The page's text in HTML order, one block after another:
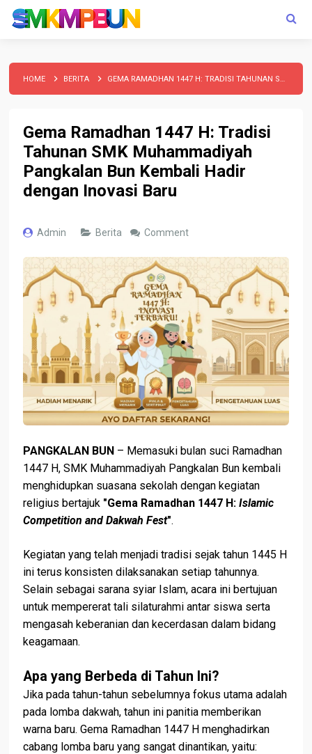
HOME BERITA GEMA RAMADHAN 1447 H: TRADISI TAHUNAN SMK MUHAMMADIYAH PANGKALAN BUN KEMBALI HADIR DENGAN INOVASI BARU
Gema Ramadhan 1447 H: Tradisi
Tahunan SMK Muhammadiyah
Pangkalan Bun Kembali Hadir
dengan Inovasi Baru
Admin Berita Comment
PANGKALAN BUN – Memasuki bulan suci Ramadhan
1447 H, SMK Muhammadiyah Pangkalan Bun kembali
menghidupkan suasana sekolah dengan kegiatan
religius bertajuk "Gema Ramadhan 1447 H:Islamic
Competition and Dakwah Fest".
Kegiatan yang telah menjadi tradisi sejak tahun 1445 H
ini terus konsisten dilaksanakan setiap tahunnya.
Selain sebagai sarana syiar Islam, acara ini bertujuan
untuk mempererat tali silaturahmi antar siswa serta
mengasah keberanian dan kecerdasan dalam bidang
keagamaan.
Apa yang Berbeda di Tahun Ini?
Jika pada tahun-tahun sebelumnya fokus utama adalah
pada lomba dakwah, tahun ini panitia memberikan
warna baru. Gema Ramadhan 1447 H menghadirkan
cabang lomba baru yang sangat dinantikan, yaitu: